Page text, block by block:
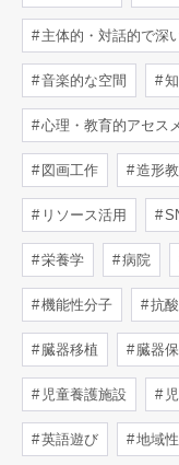
主体的・対話的で深
音楽的な空間 知
心理・教育的アセス
図画工作 造形
リソース活用
栄養学 病院
機能性分子 抗
臓器移植 臓器
児童養護施設 児
英語遊び 地域性